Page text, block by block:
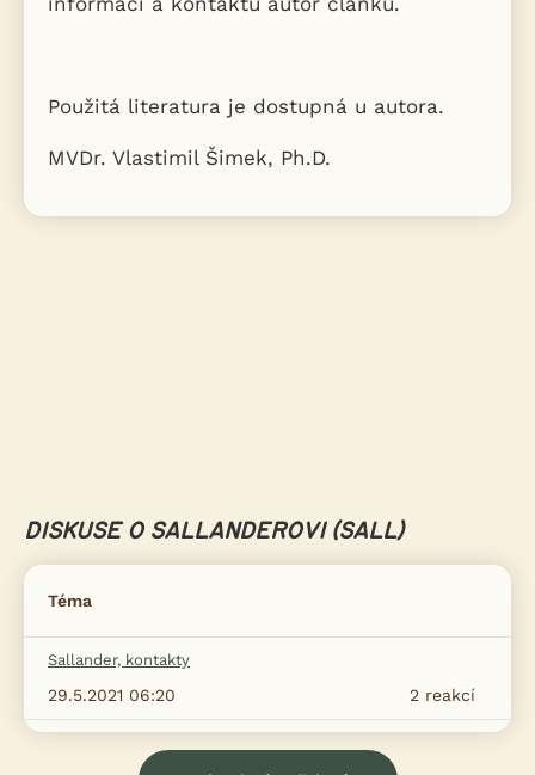
Použitá literatura je dostupná u autora.
MVDr. Vlastimil Šimek, Ph.D.
DISKUSE O SALLANDEROVI (SALL)
Téma
Sallander, kontakty
2 reakcí
29.5.2021 06:20